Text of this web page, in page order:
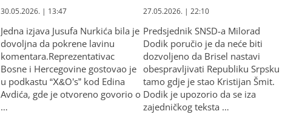
30.05.2026. | 13:47
Jedna izjava Jusufa Nurkića bila je
dovoljna da pokrene lavinu
komentara.Reprezentativac
Bosne i Hercegovine gostovao je
u podkastu “X&O’s” kod Edina
Avdića, gde je otvoreno govorio o
…
27.05.2026. | 22:10
Predsjednik SNSD-a Milorad
Dodik poručio je da neće biti
dozvoljeno da Brisel nastavi
obespravljivati Republiku Srpsku
tamo gdje je stao Kristijan Šmit.
Dodik je upozorio da se iza
zajedničkog teksta …